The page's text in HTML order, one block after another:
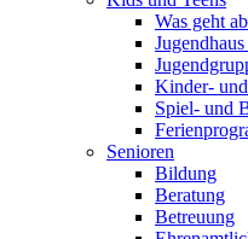
Was geht
Kinder-
Spiel- und
Senioren
Bildung
Beratung
Betreuung